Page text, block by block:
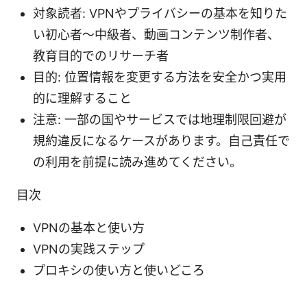
対象読者: VPNやプライバシーの基本を知りた
い初心者〜中級者、動画コンテンツ制作者、
教育目的でのリサーチ者
目的: 位置情報を変更する方法を安全かつ実用
的に理解すること
注意: 一部の国やサービスでは地理制限回避が
規約違反になるケースがあります。自己責任で
の利用を前提に読み進めてください。
目次
VPNの基本と使い方
VPNの実践ステップ
プロキシの使い方と使いどころ